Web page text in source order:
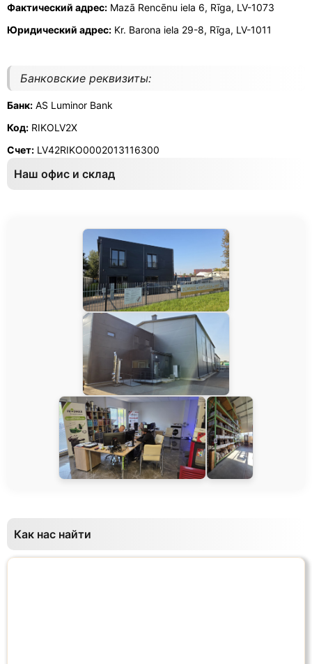
Фактический адрес: Mazā Rencēnu iela 6, Rīga, LV-1073
Юридический адрес: Kr. Barona iela 29-8, Rīga, LV-1011
Банковские реквизиты:
Банк: AS Luminor Bank
Код: RIKOLV2X
Счет: LV42RIKO0002013116300
Наш офис и склад
Как нас найти